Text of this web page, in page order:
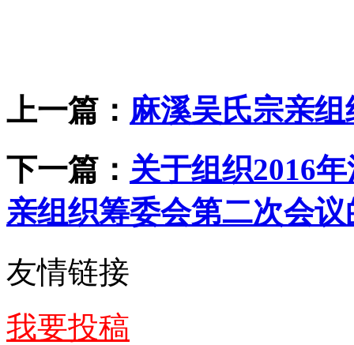
上一篇： 麻溪吴氏宗亲
下一篇： 关于组织2016
亲组织筹委会第二次会议
友情链接
我要投稿